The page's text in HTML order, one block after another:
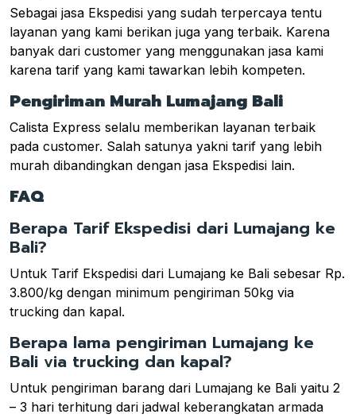
Sebagai jasa Ekspedisi yang sudah terpercaya tentu
layanan yang kami berikan juga yang terbaik. Karena
banyak dari customer yang menggunakan jasa kami
karena tarif yang kami tawarkan lebih kompeten.
Pengiriman Murah Lumajang Bali
Calista Express selalu memberikan layanan terbaik
pada customer. Salah satunya yakni tarif yang lebih
murah dibandingkan dengan jasa Ekspedisi lain.
FAQ
Berapa Tarif Ekspedisi dari Lumajang ke
Bali?
Untuk Tarif Ekspedisi dari Lumajang ke Bali sebesar Rp.
3.800/kg dengan minimum pengiriman 50kg via
trucking dan kapal.
Berapa lama pengiriman Lumajang ke
Bali via trucking dan kapal?
Untuk pengiriman barang dari Lumajang ke Bali yaitu 2
– 3 hari terhitung dari jadwal keberangkatan armada